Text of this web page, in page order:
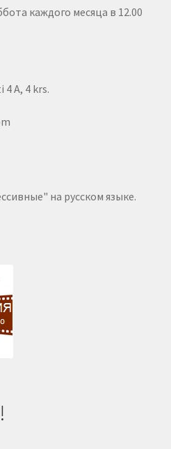
каждого месяца в 12.00
A, 4 krs.
на русском языке.